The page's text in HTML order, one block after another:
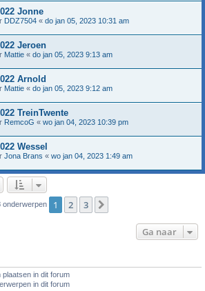
Jonne
DDZ7504 « do jan 05, 2023 10:31 am
Jeroen
Mattie « do jan 05, 2023 9:13 am
Arnold
Mattie « do jan 05, 2023 9:12 am
TreinTwente
RemcoG « wo jan 04, 2023 10:39 pm
Wessel
Jona Brans « wo jan 04, 2023 1:49 am
onderwerpen 1 2 3
Ga naar
plaatsen in dit forum
in dit forum